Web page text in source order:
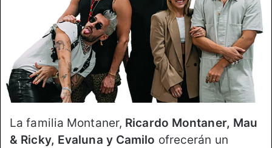
La familia Montaner, Ricardo Montaner, Mau
& Ricky, Evaluna y Camilo ofrecerán un